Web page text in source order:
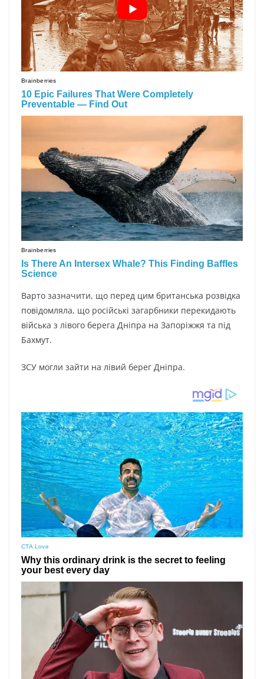
Варто зазначити, що перед цим британська розвідка
повідомляла, що російські загарбники перекидають
війська з лівого берега Дніпра на Запоріжжя та під
Бахмут.
ЗСУ могли зайти на лівий берег Дніпра.